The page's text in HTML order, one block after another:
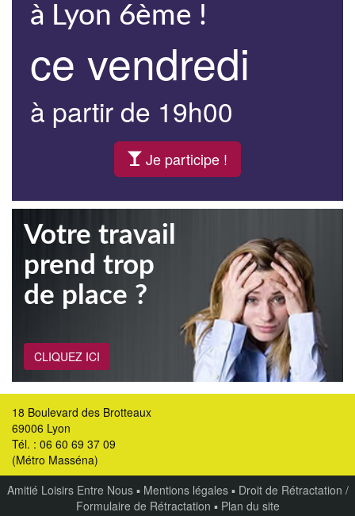
à Lyon 6ème !
ce vendredi
à partir de 19h00
Je participe !
Votre travail
prend trop
de place ?
CLIQUEZ ICI
18 Boulevard des Brotteaux
69006 Lyon
Tél. : 06 60 69 37 09
(Métro Masséna)
Amitié Loisirs Entre Nous▪ Mentions légales▪ Droit de Rétractation /
Formulaire de Rétractation ▪ Plan du site